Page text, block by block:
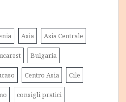
Asia Asia Centrale
Bulgaria
Centro Asia Cile
consigli pratici